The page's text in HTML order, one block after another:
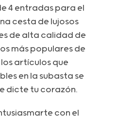
4 entradas para el
cesta de lujosos
de alta calidad de
más populares de
los artículos que
en la subasta se
dicte tu corazón.
con el